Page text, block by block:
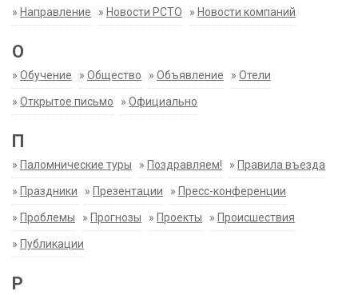
» Направление » Новости РСТО » Новости компаний
О
» Обучение » Общество » Объявление » Отели
» Открытое письмо » Официально
П
» Паломнические туры » Поздравляем! » Правила въезда
» Праздники » Презентации » Пресс-конференции
» Проблемы » Прогнозы » Проекты » Происшествия
» Публикации
Р